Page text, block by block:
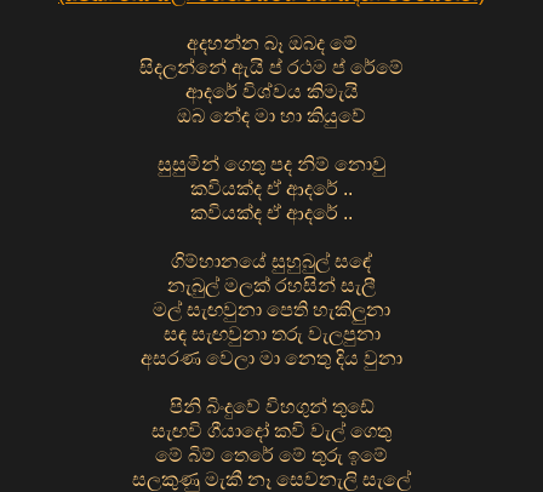
අදහන්න බෑ ඔබද මේ
සිදලන්නේ ඇයි ප් රථම ප් රේමේ
ආදරේ විශ්වය කිමැයි
ඔබ නේද මා හා කියුවේ
සුසුමින් ගෙතු පද නිම් නොවු
කවියක්ද ඒ ආදරේ ..
කවියක්ද ඒ ආදරේ ..
ගිම්හානයේ සුහුබුල් සඳේ
නැබුල් මලක් රහසින් සැලී
මල් සැඟවුනා පෙති හැකිලුනා
සඳ සැඟවුනා තරු වැලපුනා
අසරණ වෙලා මා නෙතු දිය වුනා
පිනි බිංදුවේ විහගුන් තුඩේ
සැඟවි ගීයාදෝ කවි වැල් ගෙතු
මේ බිම් තෙරේ මේ තුරු ඉමේ
සලකුණු මැකී නෑ සෙවනැලි සැලේ